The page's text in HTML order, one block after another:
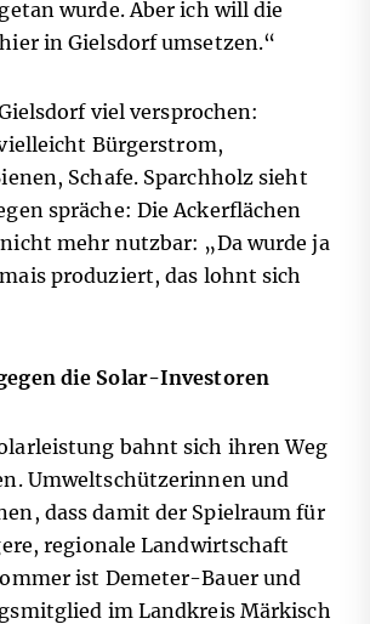
wurde. Aber ich will die
in Gielsdorf umsetzen.“
viel versprochen:
Bürgerstrom,
Schafe. Sparchholz sieht
spräche: Die Ackerflächen
mehr nutzbar: „Da wurde ja
produziert, das lohnt sich
die Solar-Investoren
bahnt sich ihren Weg
Umweltschützerinnen und
dass damit der Spielraum für
regionale Landwirtschaft
ist Demeter-Bauer und
im Landkreis Märkisch